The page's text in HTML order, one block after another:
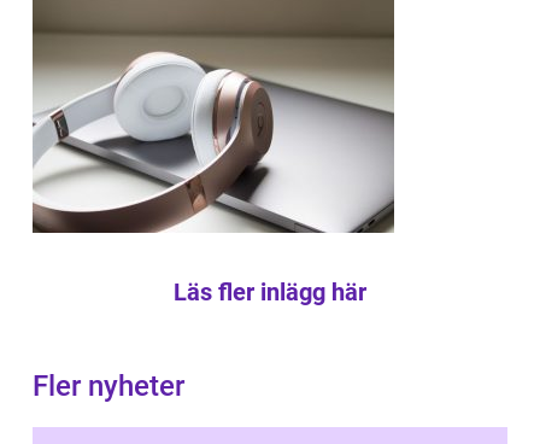
Läs fler inlägg här
Fler nyheter